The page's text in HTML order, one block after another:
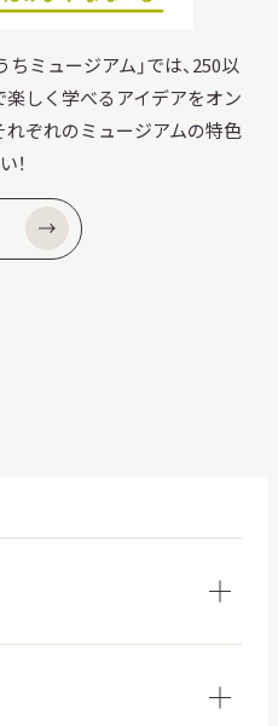
ミュージアム」では、250以
楽しく学べるアイデアをオン
れぞれのミュージアムの特色
！